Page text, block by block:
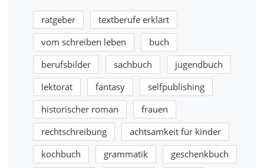
ratgeber
textberufe erklärt
vom schreiben leben
buch
berufsbilder
sachbuch
jugendbuch
lektorat
fantasy
selfpublishing
historischer roman
frauen
rechtschreibung
achtsamkeit für kinder
kochbuch
grammatik
geschenkbuch